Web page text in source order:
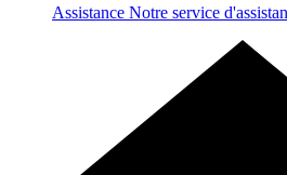
Assistance Notre service